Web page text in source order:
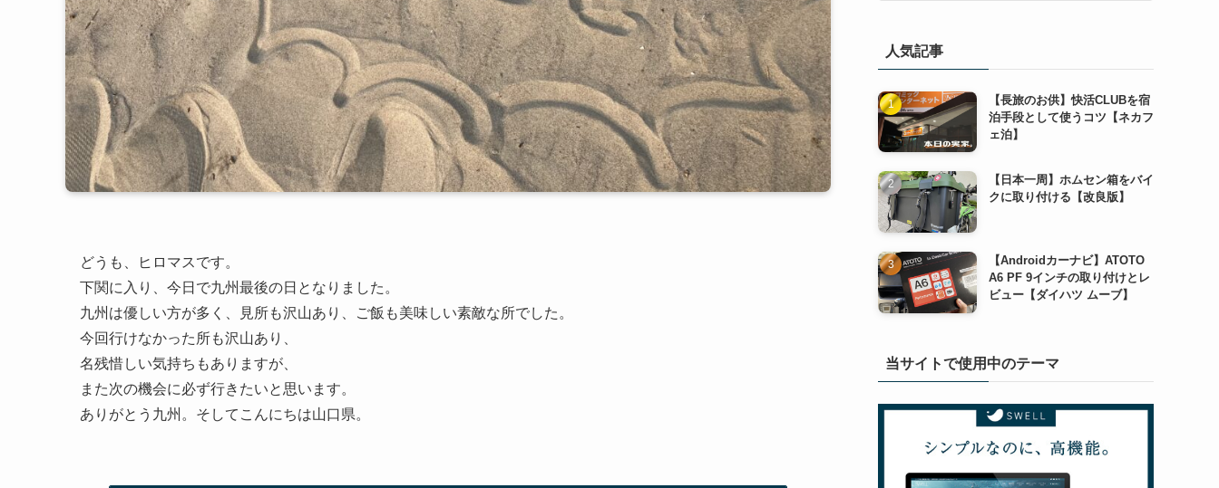
どうも、ヒロマスです。
下関に入り、今日で九州最後の日となりました。
九州は優しい方が多く、見所も沢山あり、ご飯も美味しい素敵な所でした。
今回行けなかった所も沢山あり、
名残惜しい気持ちもありますが、
また次の機会に必ず行きたいと思います。
ありがとう九州。そしてこんにちは山口県。
人気記事
【長旅のお供】快活CLUBを宿
泊手段として使うコツ【ネカフ
ェ泊】
【日本一周】ホムセン箱をバイ
クに取り付ける【改良版】
【Androidカーナビ】ATOTO
A6 PF 9インチの取り付けとレ
ビュー【ダイハツ ムーブ】
当サイトで使用中のテーマ